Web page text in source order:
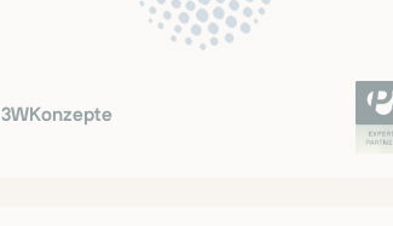
3WKonzepte